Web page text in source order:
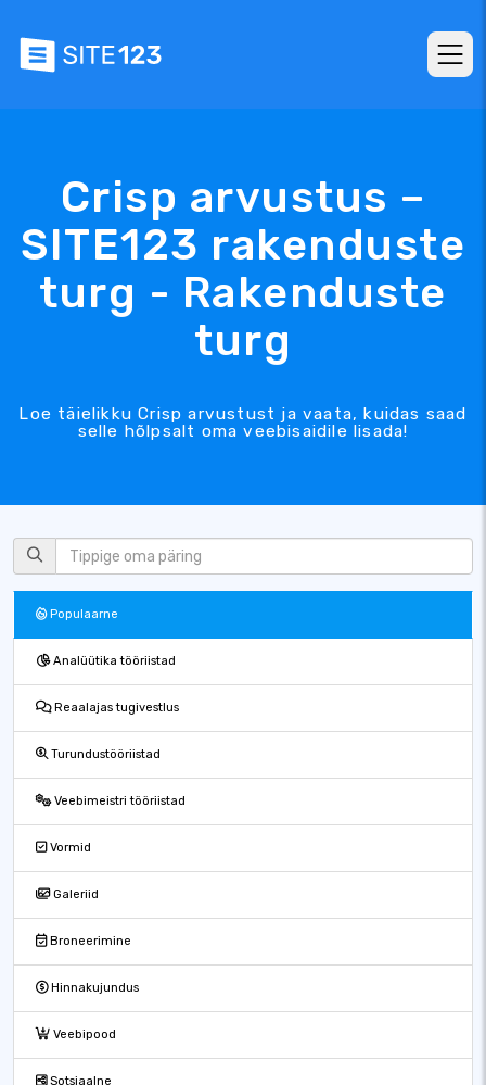
Crisp arvustus –
SITE123 rakenduste
turg - Rakenduste
turg
Loe täielikku Crisp arvustust ja vaata, kuidas saad
selle hõlpsalt oma veebisaidile lisada!
Populaarne
Analüütika tööriistad
Reaalajas tugivestlus
Turundustööriistad
Veebimeistri tööriistad
Vormid
Galeriid
Broneerimine
Hinnakujundus
Veebipood
Sotsiaalne